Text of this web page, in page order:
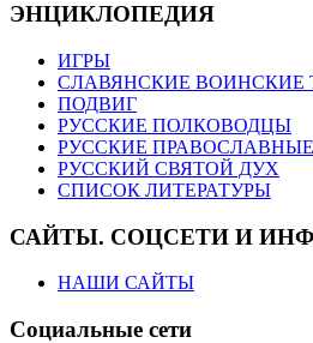
ЭНЦИКЛОПЕДИЯ
ИГРЫ
СЛАВЯНСКИЕ ВОИНСКИЕ
ПОДВИГ
РУССКИЕ ПОЛКОВОДЦЫ
РУССКИЕ
РУССКИЙ СВЯТОЙ ДУХ
СПИСОК ЛИТЕРАТУРЫ
САЙТЫ. СОЦСЕТИ И
НАШИ САЙТЫ
Социальные сети